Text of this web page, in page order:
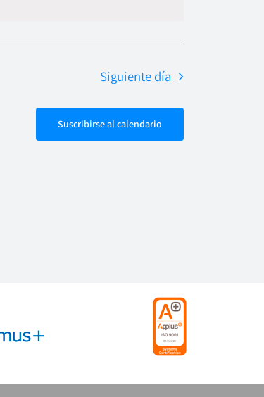
Evento
Siguiente día
Suscribirse al calendario